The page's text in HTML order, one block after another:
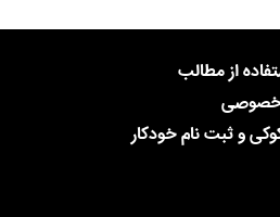
از مطالب
خصوصی
و ثبت نام خودکار